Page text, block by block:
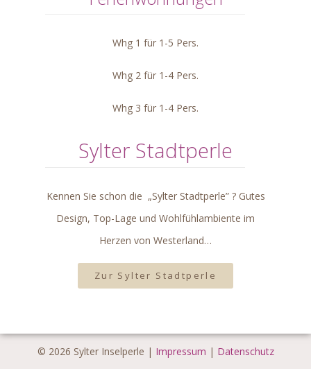
Whg 1 für 1-5 Pers.
Whg 2 für 1-4 Pers.
Whg 3 für 1-4 Pers.
Sylter Stadtperle
Kennen Sie schon die „Sylter Stadtperle” ? Gutes
Design, Top-Lage und Wohlfühlambiente im
Herzen von Westerland…
Zur Sylter Stadtperle
© 2026 Sylter Inselperle | Impressum | Datenschutz